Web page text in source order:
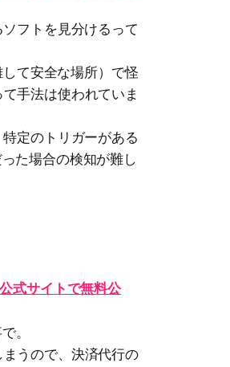
フトを見分けるって
て安全な場所）で怪
手法は使われていま
定のトリガーがある
た場合の検知が難し
式サイトで無料公
。
うので、決済代行の